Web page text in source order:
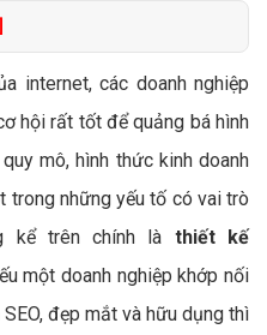
internet, các doanh nghiệp
hội rất tốt để quảng bá hình
mô, hình thức kinh doanh
trong những yếu tố có vai trò
kể trên chính là thiết kế
một doanh nghiệp khớp nối
đẹp mắt và hữu dụng thì